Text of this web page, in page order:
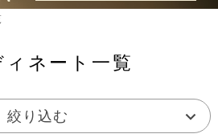
ィネート一覧
絞り込む